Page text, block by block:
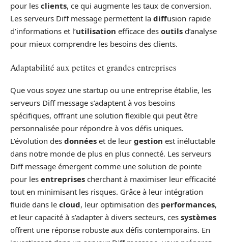
pour les clients, ce qui augmente les taux de conversion.
Les serveurs Diff message permettent la diffusion rapide
d’informations et l’utilisation efficace des outils d’analyse
pour mieux comprendre les besoins des clients.
Adaptabilité aux petites et grandes entreprises
Que vous soyez une startup ou une entreprise établie, les
serveurs Diff message s’adaptent à vos besoins
spécifiques, offrant une solution flexible qui peut être
personnalisée pour répondre à vos défis uniques.
L’évolution des données et de leur gestion est inéluctable
dans notre monde de plus en plus connecté. Les serveurs
Diff message émergent comme une solution de pointe
pour les entreprises cherchant à maximiser leur efficacité
tout en minimisant les risques. Grâce à leur intégration
fluide dans le cloud, leur optimisation des performances,
et leur capacité à s’adapter à divers secteurs, ces systèmes
offrent une réponse robuste aux défis contemporains. En